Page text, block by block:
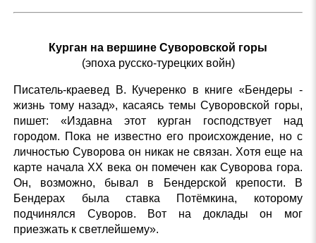
Курган на вершине Суворовской горы
(эпоха русско-турецких войн)
Писатель-краевед В. Кучеренко в книге «Бендеры -
жизнь тому назад», касаясь темы Суворовской горы,
пишет: «Издавна этот курган господствует над
городом. Пока не известно его происхождение, но с
личностью Суворова он никак не связан. Хотя еще на
карте начала XX века он помечен как Суворова гора.
Он, возможно, бывал в Бендерской крепости. В
Бендерах была ставка Потёмкина, которому
подчинялся Суворов. Вот на доклады он мог
приезжать к светлейшему».